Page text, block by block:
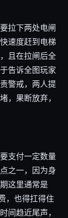
拉下两处电闸
速度赶到电梯
且在拉闸后全
告诉全图玩家
警戒，两人提
，果断放弃，
支付一定数量
之一，因为身
这里通常是
，也得扛得住
间趋近尾声，